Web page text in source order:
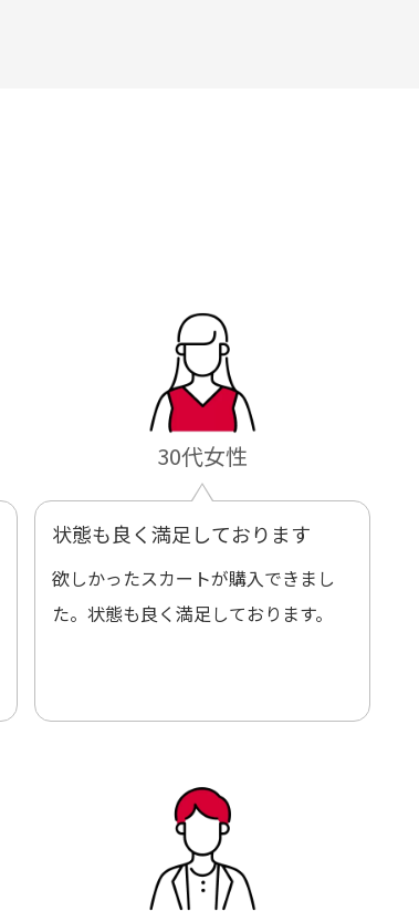
30代女性
状態も良く満足しております
欲しかったスカートが購入できまし
た。状態も良く満足しております。